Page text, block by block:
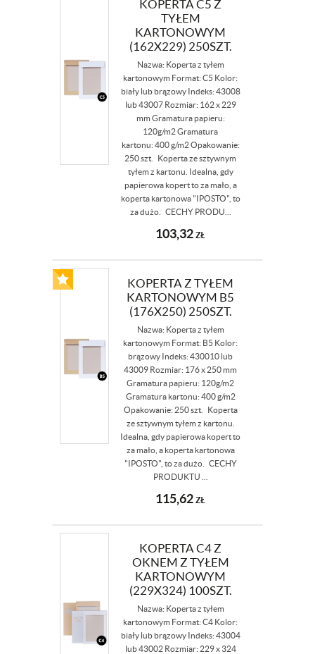
KOPERTA C5 Z
TYŁEM
KARTONOWYM
(162X229) 250SZT.
Nazwa: Koperta z tyłem
kartonowym Format: C5 Kolor:
biały lub brązowy Indeks: 43008
lub 43007 Rozmiar: 162 x 229
mm Gramatura papieru:
120g/m2 Gramatura
kartonu: 400 g/m2 Opakowanie:
250 szt. Koperta ze sztywnym
tyłem z kartonu. Idealna, gdy
papierowa kopert to za mało, a
koperta kartonowa "IPOSTO", to
za dużo. CECHY PRODU...
103,32ZŁ
KOPERTA Z TYŁEM
KARTONOWYM B5
(176X250) 250SZT.
Nazwa: Koperta z tyłem
kartonowym Format: B5 Kolor:
brązowy Indeks: 430010 lub
43009 Rozmiar: 176 x 250 mm
Gramatura papieru: 120g/m2
Gramatura kartonu: 400 g/m2
Opakowanie: 250 szt. Koperta
ze sztywnym tyłem z kartonu.
Idealna, gdy papierowa kopert to
za mało, a koperta kartonowa
"IPOSTO", to za dużo. CECHY
PRODUKTU ...
115,62ZŁ
KOPERTA C4 Z
OKNEM Z TYŁEM
KARTONOWYM
(229X324) 100SZT.
Nazwa: Koperta z tyłem
kartonowym Format: C4 Kolor:
biały lub brązowy Indeks: 43004
lub 43002 Rozmiar: 229 x 324